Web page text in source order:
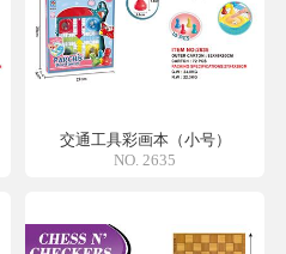
交通工具彩画本（小号）
NO. 2635